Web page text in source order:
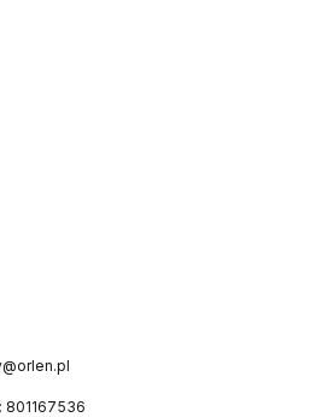
801167536